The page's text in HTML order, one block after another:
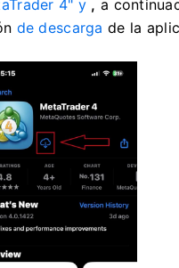
4" y , a
de descarga de la